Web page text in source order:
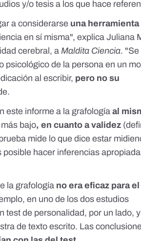
y/o tesis a los que hace
a considerarse una herramienta
en sí misma", explica Juliana
cerebral, a Maldita Ciencia. "Se
psicológico de la persona en un
al escribir, pero no su
este informe a la grafologíaal
bajo, en cuanto a validez
mide lo que dice estar
hacer inferencias
la grafología no era eficaz para el
en uno de los dos estudios
test de personalidad, por un lado, y
de texto escrito. Las